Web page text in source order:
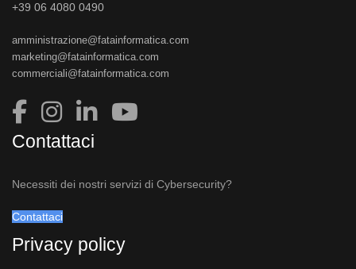
+39 06 4080 0490
amministrazione@fatainformatica.com
marketing@fatainformatica.com
commerciali@fatainformatica.com
Contattaci
Necessiti dei nostri servizi di Cybersecurity?
Contattaci
Privacy policy